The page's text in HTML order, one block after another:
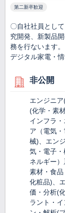
第二新卒歓迎
〇自社社員とし
究開発、新製品
務を行ないます
デジタル家電・
非公開
エンジニ
(化学・素
インフラ
ア（電気
械)、エン
気・電子
ネルギー
素材・食
化粧品)、
価・分析(
ラント・